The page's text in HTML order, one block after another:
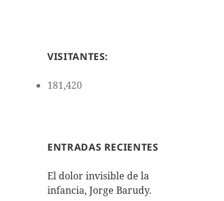
VISITANTES:
181,420
ENTRADAS RECIENTES
El dolor invisible de la
infancia, Jorge Barudy.